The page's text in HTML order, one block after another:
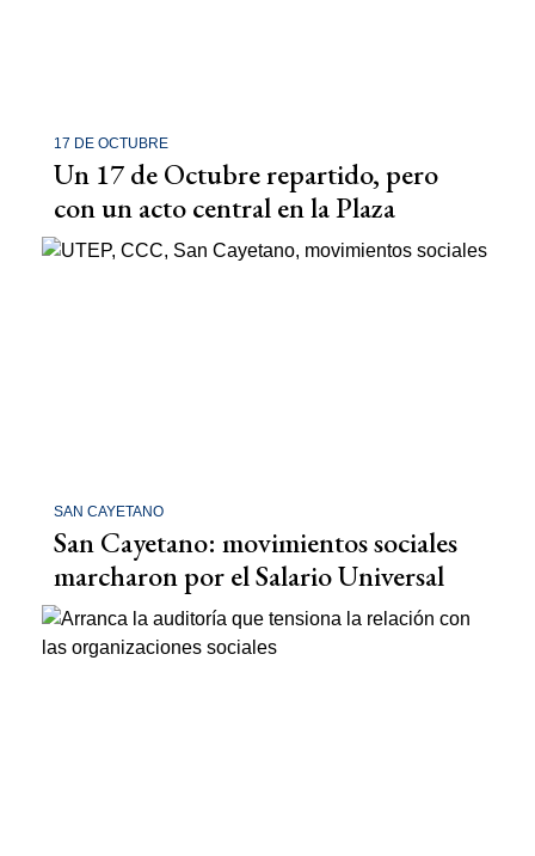
17 DE OCTUBRE
Un 17 de Octubre repartido, pero
con un acto central en la Plaza
SAN CAYETANO
San Cayetano: movimientos sociales
marcharon por el Salario Universal